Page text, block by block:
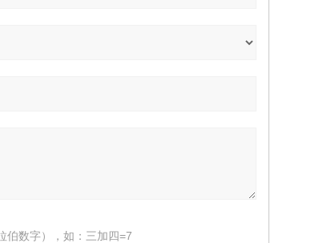
伯数字），如：三加四=7